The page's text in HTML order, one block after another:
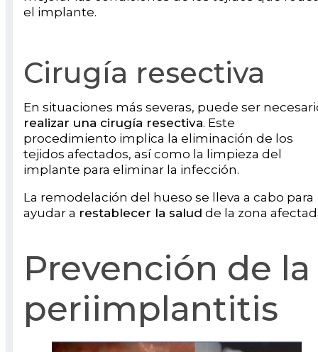
el implante.
Cirugía resectiva
En situaciones más severas, puede ser
realizar una cirugía resectiva. Este
procedimiento implica la eliminación de los
tejidos afectados, así como la limpieza del
implante para eliminar la infección.
La remodelación del hueso se lleva a cabo para
ayudar a restablecer la salud de la zona
Prevención de la
periimplantitis